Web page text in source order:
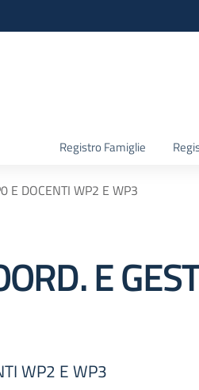
Registro Famiglie
E DOCENTI WP2 E WP3
E
WP2 E WP3